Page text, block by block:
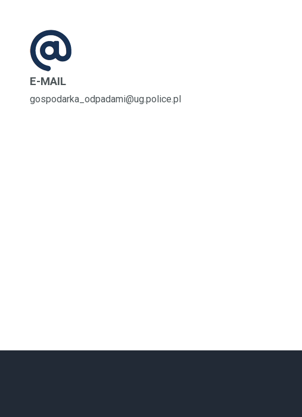
E-MAIL
gospodarka_odpadami@ug.police.pl